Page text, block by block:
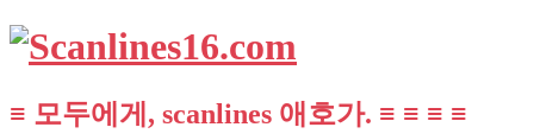
≡ 모두에게, scanlines 애호가. ≡ ≡ ≡ ≡